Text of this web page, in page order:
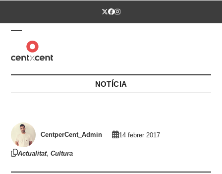
Twitter
Facebook
Instagram
Open
mobile
menu
Close
mobile
menu
NOTÍCIA
CentperCent_Admin 14 febrer 2017
Actualitat,Cultura